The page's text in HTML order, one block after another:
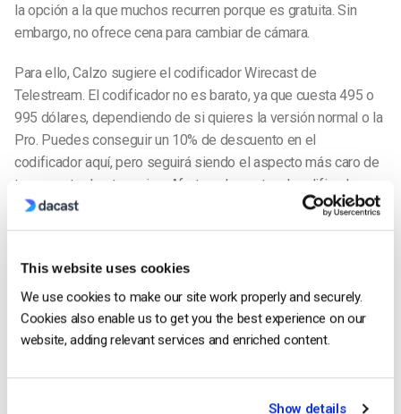
This website uses cookies
We use cookies to make our site work properly and securely.
Cookies also enable us to get you the best experience on our
website, adding relevant services and enriched content.
Show details
la opción a la que muchos recurren porque es gratuita. Sin
embargo, no ofrece cena para cambiar de cámara.
Para ello, Calzo sugiere el codificador Wirecast de
Telestream. El codificador no es barato, ya que cuesta 495 o
995 dólares, dependiendo de si quieres la versión normal o la
Pro. Puedes conseguir un 10% de descuento en el
codificador aquí, pero seguirá siendo el aspecto más caro de
tu proyecto de streaming. Afortunadamente, el codificador
ofrece una prueba gratuita y es increíblemente fácil cambiar
entre las distintas entradas, lo que lo hace ideal para un
La otra parte de la ecuación es un proveedor de streaming.
Calzo recomienda Dacast por su gran calidad de transmisión,
sus opciones de incrustación y su perfecta integración con
dólares al mes y ofrecen streaming a través de una CDN que
impulsa Apple, Facebook y más. Esto significa que obtendrá